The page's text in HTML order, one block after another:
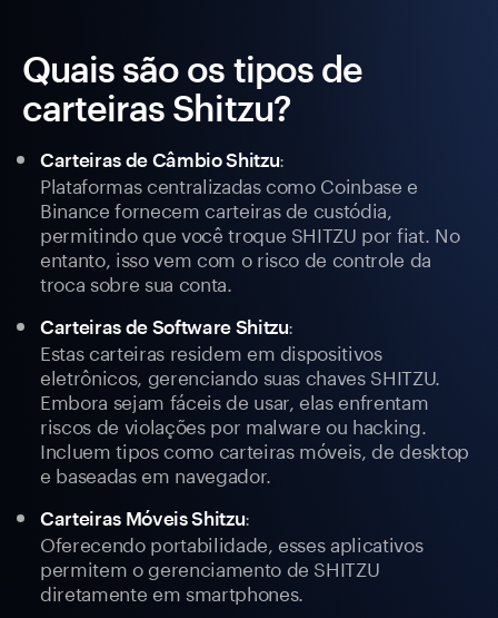
Quais são os tipos de
carteiras Shitzu?
Carteiras de Câmbio Shitzu:
Plataformas centralizadas como Coinbase e
Binance fornecem carteiras de custódia,
permitindo que você troque SHITZU por fiat. No
entanto, isso vem com o risco de controle da
troca sobre sua conta.
Carteiras de Software Shitzu:
Estas carteiras residem em dispositivos
eletrônicos, gerenciando suas chaves SHITZU.
Embora sejam fáceis de usar, elas enfrentam
riscos de violações por malware ou hacking.
Incluem tipos como carteiras móveis, de desktop
e baseadas em navegador.
Carteiras Móveis Shitzu:
Oferecendo portabilidade, esses aplicativos
permitem o gerenciamento de SHITZU
diretamente em smartphones.